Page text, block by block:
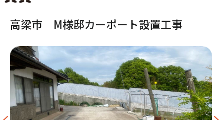
高梁市 M様邸カーポート設置工事